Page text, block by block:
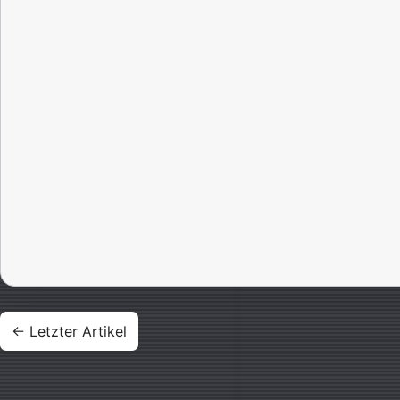
Beitragsnavigation
← Letzter Artikel